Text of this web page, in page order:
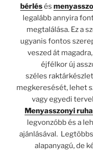
bérlésés
legalább annyira
megtalálása. Ez a
ugyanis fontos
veszed át
éjfélkor új
széles
megkeresését, lehet
vagy egyedi
Menyasszonyi
legvonzóbb és a
ajánlásával.
alapanyagú, de